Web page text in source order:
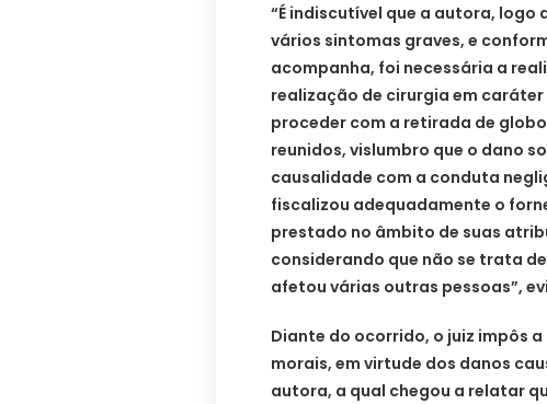
“É indiscutível que a autora,
vários sintomas graves, e
acompanha, foi necessária a
realização de cirurgia em
proceder com a retirada de
reunidos, vislumbro que o dano
causalidade com a conduta
fiscalizou adequadamente o
prestado no âmbito de suas
considerando que não se trata
afetou várias outras pessoas”,
Diante do ocorrido, o juiz impôs
morais, em virtude dos danos
autora, a qual chegou a relatar